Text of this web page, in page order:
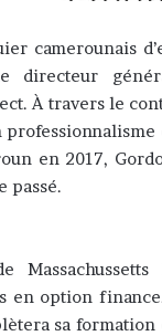
camerounais
directeur
À travers le
en 2017,
passé.
deMassachussetts
en option
sa formation
il y a 3 jours
MTN Business :
conquête du
entreprises